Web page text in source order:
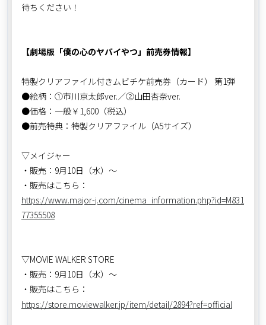
待ちください！
【劇場版「僕の心のヤバイやつ」前売券情報】
特製クリアファイル付きムビチケ前売券（カード） 第1弾
●絵柄：①市川京太郎ver.／②山田杏奈ver.
●価格：一般￥1,600（税込）
●前売特典：特製クリアファイル（A5サイズ）
▽メイジャー
・販売：9月10日（水）～
・販売はこちら：
https://www.major-j.com/cinema_information.php?id=M831
77355508
▽MOVIE WALKER STORE
・販売：9月10日（水）～
・販売はこちら：
https://store.moviewalker.jp/item/detail/2894?ref=official